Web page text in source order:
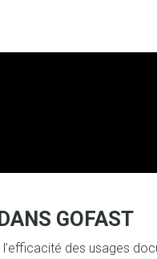
GOFAST
l’efficacité des usages